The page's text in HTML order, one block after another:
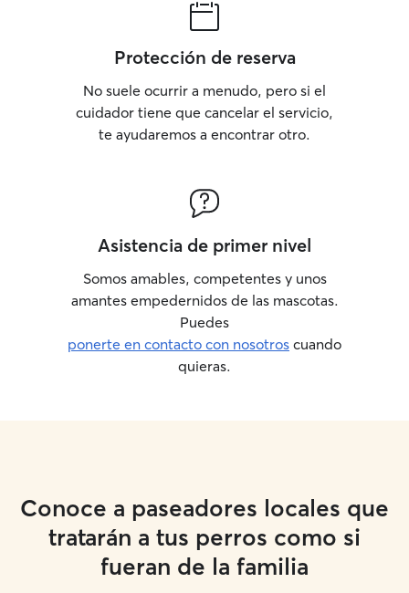
Protección de reserva
No suele ocurrir a menudo, pero si el
cuidador tiene que cancelar el servicio,
te ayudaremos a encontrar otro.
Asistencia de primer nivel
Somos amables, competentes y unos
amantes empedernidos de las mascotas.
Puedes
ponerte en contacto con nosotros cuando
quieras.
Conoce a paseadores locales que
tratarán a tus perros como si
fueran de la familia